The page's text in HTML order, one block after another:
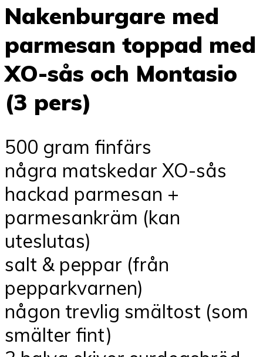
Nakenburgare med
parmesan toppad med
XO-sås och Montasio
(3 pers)
500 gram finfärs
några matskedar XO-sås
hackad parmesan +
parmesankräm (kan
uteslutas)
salt & peppar (från
pepparkvarnen)
någon trevlig smältost (som
smälter fint)